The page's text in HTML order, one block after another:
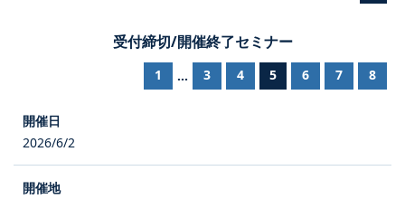
受付締切/開催終了セミナー
1 ... 3 4 5 6 7 8
2026/6/2